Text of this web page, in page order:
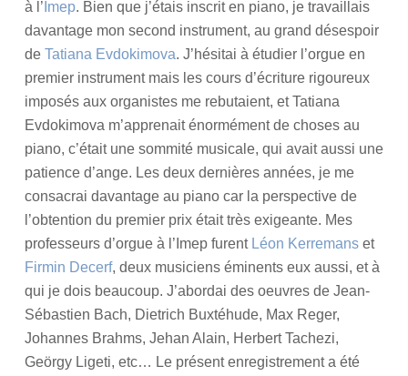
à l’ Imep. Bien que j’étais inscrit en piano, je travaillais
davantage mon second instrument, au grand désespoir
de Tatiana Evdokimova. J’hésitai à étudier l’orgue en
premier instrument mais les cours d’écriture rigoureux
imposés aux organistes me rebutaient, et Tatiana
Evdokimova m’apprenait énormément de choses au
piano, c’était une sommité musicale, qui avait aussi une
patience d’ange. Les deux dernières années, je me
consacrai davantage au piano car la perspective de
l’obtention du premier prix était très exigeante. Mes
professeurs d’orgue à l’Imep furent Léon Kerremanset
Firmin Decerf, deux musiciens éminents eux aussi, et à
qui je dois beaucoup. J’abordai des oeuvres de Jean-
Sébastien Bach, Dietrich Buxtéhude, Max Reger,
Johannes Brahms, Jehan Alain, Herbert Tachezi,
Geörgy Ligeti, etc… Le présent enregistrement a été